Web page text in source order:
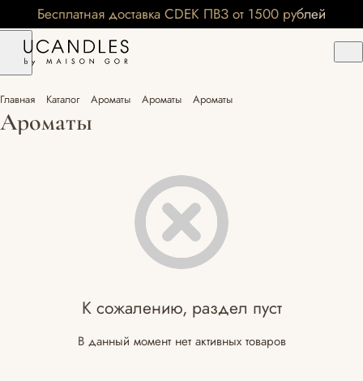
Бесплатная доставка CDEK ПВЗ от 1500 рублей
Главная Каталог Ароматы Ароматы Ароматы
Ароматы
К сожалению, раздел пуст
В данный момент нет активных товаров